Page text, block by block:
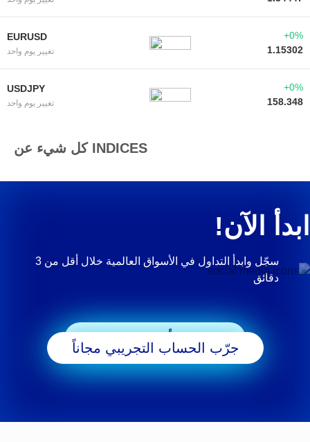
EURUSD
تغيير يوم واحد
+0%
1.15302
USDJPY
تغيير يوم واحد
+0%
158.348
كل شيء عن INDICES
ابدأ الآن!
سجّل وابدأ التداول في الأسواق العالمية خلال أقل من 3
دقائق
ابدأ التداول
جرّب الحساب التجريبي مجاناً